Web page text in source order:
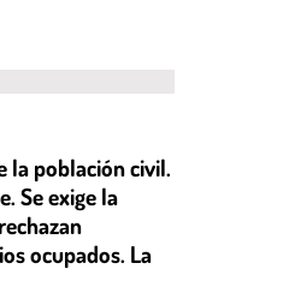
la población civil.
Se exige la
ocupados. La